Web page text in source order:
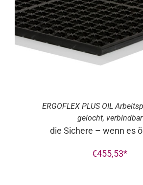
ERGOFLEX PLUS OIL
gelocht, verbindbar
die Sichere – wenn es
€455,53